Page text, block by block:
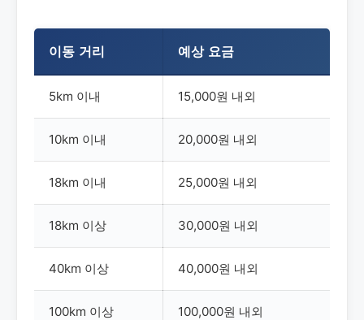
이동 거리 예상 요금
5km 이내 15,000원 내외
10km 이내 20,000원 내외
18km 이내 25,000원 내외
18km 이상 30,000원 내외
40km 이상 40,000원 내외
100km 이상 100,000원 내외